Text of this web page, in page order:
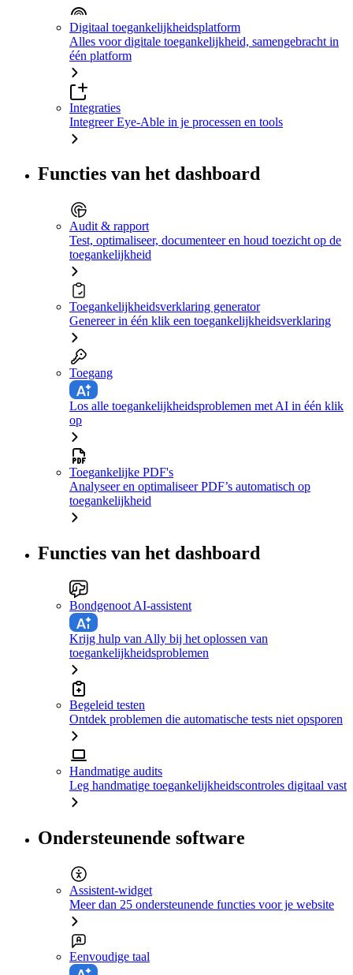
Digitaal toegankelijkheidsplatform
Alles voor digitale toegankelijkheid, samengebracht in
één platform
Integraties
Integreer Eye-Able in je processen en tools
Functies van het dashboard
Audit & rapport
Test, optimaliseer, documenteer en houd toezicht op de
toegankelijkheid
Toegankelijkheidsverklaring generator
Genereer in één klik een toegankelijkheidsverklaring
Toegang
Los alle toegankelijkheidsproblemen met AI in één klik
op
Toegankelijke PDF's
Analyseer en optimaliseer PDF’s automatisch op
toegankelijkheid
Functies van het dashboard
Bondgenoot AI-assistent
Krijg hulp van Ally bij het oplossen van
toegankelijkheidsproblemen
Begeleid testen
Ontdek problemen die automatische tests niet opsporen
Handmatige audits
Leg handmatige toegankelijkheidscontroles digitaal vast
Ondersteunende software
Assistent-widget
Meer dan 25 ondersteunende functies voor je website
Eenvoudige taal